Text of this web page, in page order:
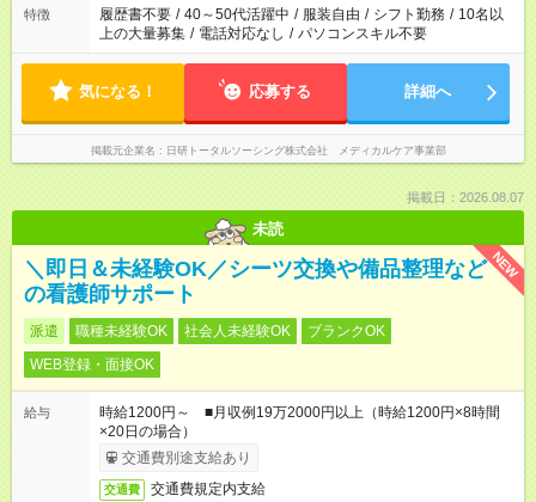
場合は応募できません。
特徴 履歴書不要 / 40～50代活躍中 / 服装自由 / シフト勤務 / 10名以
上の大量募集 / 電話対応なし / パソコンスキル不要
気になる！ 応募する 詳細へ
掲載元企業名 日研トータルソーシング株式会社 メディカルケア事業部
掲載日：2026.08.07
未読
NEW
＼即日＆未経験OK／シーツ交換や備品整理など
の看護師サポート
派遣 職種未経験OK 社会人未経験OK
ブランクOK
WEB登録・面接OK
給与
時給1200円～ ■月収例19万2000円以上（時給1200円×8時間
×20日の場合）
交通費別途支給あり
交通費 交通費規定内支給